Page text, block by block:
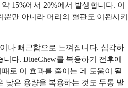
15%에서 20%에서 발생합니다. 이
만 아니라 머리의 혈관도 이완시키
나 뻐근함으로 느껴집니다. 심각하
다. BlueChew를 복용하기 전후에
로 이 효과를 줄이는 데 도움이 될
낮은 용량을 복용하는 것도 두통 발